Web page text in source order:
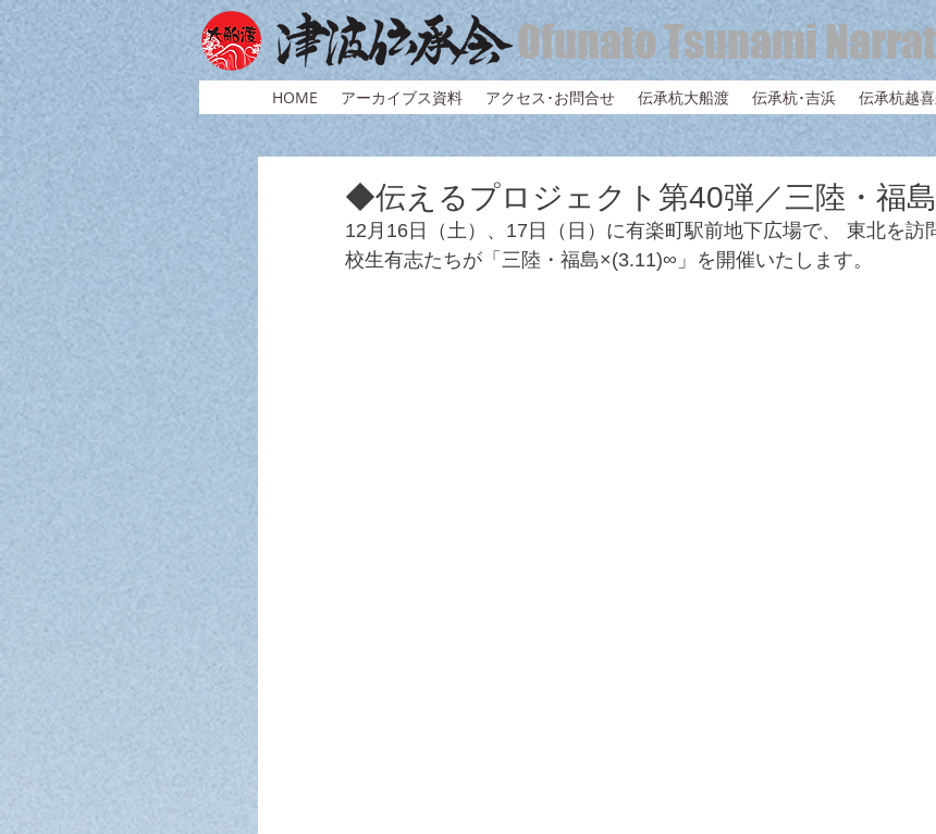
Ofunato Tsunami
HOME アーカイブス資料 アクセス･お問合せ 伝承杭大船渡 伝承杭･吉浜 伝承杭越
◆伝えるプロジェクト第40弾／三陸・福
12月16日（土）、17日（日）に有楽町駅前地下広場で、 東北を訪
校生有志たちが「三陸・福島×(3.11)∞」を開催いたします。